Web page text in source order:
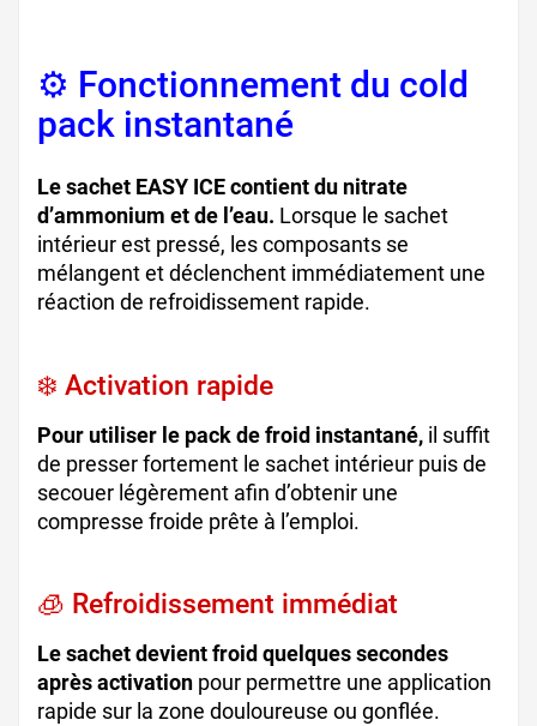
⚙️ Fonctionnement du cold
pack instantané
Le sachet EASY ICE contient du nitrate
d’ammonium et de l’eau. Lorsque le sachet
intérieur est pressé, les composants se
mélangent et déclenchent immédiatement une
réaction de refroidissement rapide.
❄️ Activation rapide
Pour utiliser le pack de froid instantané, il suffit
de presser fortement le sachet intérieur puis de
secouer légèrement afin d’obtenir une
compresse froide prête à l’emploi.
🧊 Refroidissement immédiat
Le sachet devient froid quelques secondes
après activation pour permettre une application
rapide sur la zone douloureuse ou gonflée.